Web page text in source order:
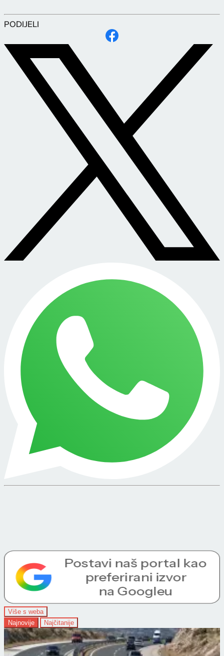
PODIJELI
Više s weba
Najnovije
Najčitanije